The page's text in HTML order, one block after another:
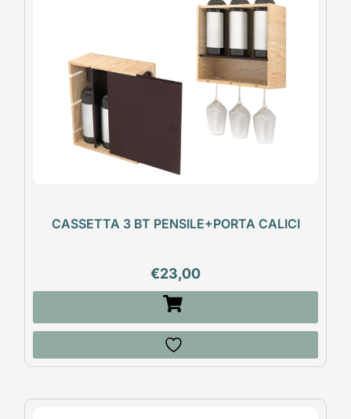
CASSETTA 3 BT PENSILE+PORTA CALICI
€23,00